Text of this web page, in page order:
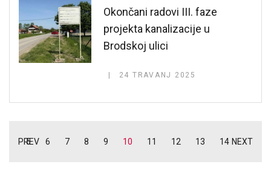
Okončani radovi III. faze
projekta kanalizacije u
Brodskoj ulici
24 TRAVANJ 2025
PREV
5 6 7 8 9 10 11 12 13 14 NEXT